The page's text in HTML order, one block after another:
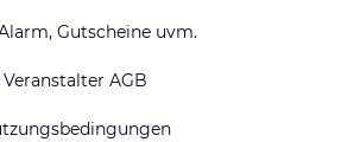
Gutscheine uvm.
Veranstalter AGB